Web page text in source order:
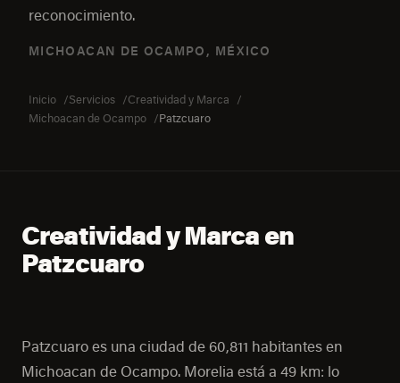
reconocimiento.
MICHOACAN DE OCAMPO, MÉXICO
Inicio Servicios
Creatividad y Marca
Michoacan de Ocampo
Patzcuaro
Creatividad y Marca en
Patzcuaro
Patzcuaro es una ciudad de 60,811 habitantes en
Michoacan de Ocampo. Morelia está a 49 km: lo